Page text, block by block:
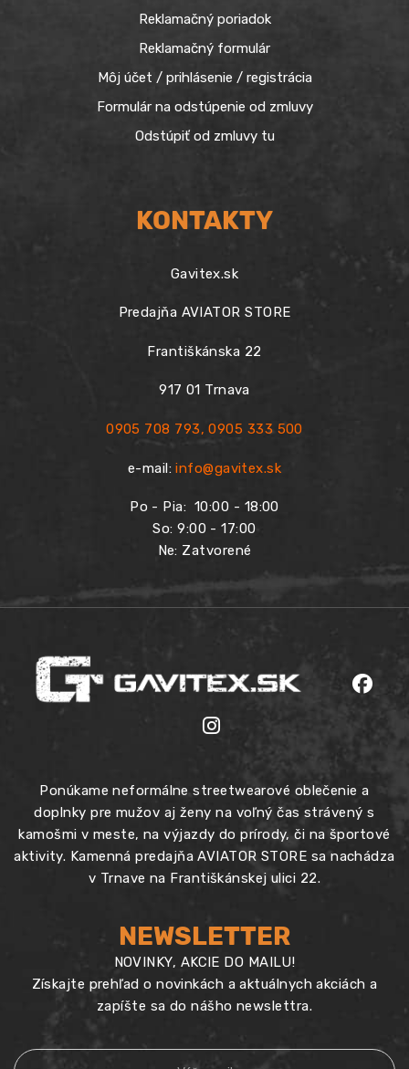
Reklamačný poriadok
Reklamačný formulár
Môj účet / prihlásenie / registrácia
Formulár na odstúpenie od zmluvy
Odstúpiť od zmluvy tu
KONTAKTY
Gavitex.sk
Predajňa AVIATOR STORE
Františkánska 22
917 01 Trnava
0905 708 793,0905 333 500
e-mail:info@gavitex.sk
Po - Pia:10:00 - 18:00
So: 9:00 - 17:00
Ne: Zatvorené
Ponúkame neformálne streetwearové oblečenie a
doplnky pre mužov aj ženy na voľný čas strávený s
kamošmi v meste, na výjazdy do prírody, či na športové
aktivity. Kamenná predajňa AVIATOR STORE sa nachádza
v Trnave na Františkánskej ulici 22.
NEWSLETTER
NOVINKY, AKCIE DO MAILU!
Získajte prehľad o novinkách a aktuálnych akciách a
zapíšte sa do nášho newslettra.